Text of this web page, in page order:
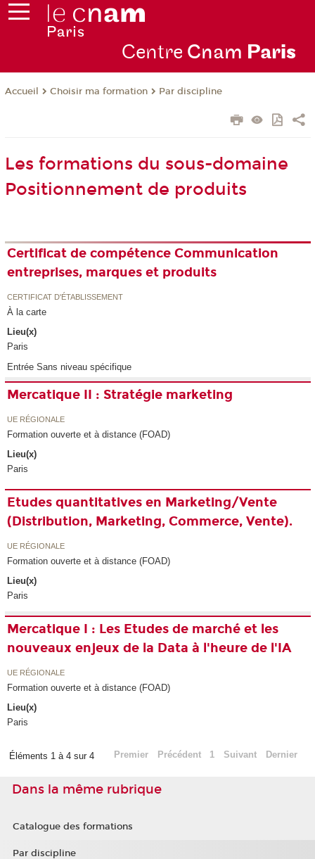
Centre Cnam Paris
Accueil Choisir ma formation Par discipline
Les formations du sous-domaine
Positionnement de produits
Certificat de compétence Communication
entreprises, marques et produits
CERTIFICAT D'ÉTABLISSEMENT
À la carte
Lieu(x)
Paris
Entrée Sans niveau spécifique
Mercatique II : Stratégie marketing
UE RÉGIONALE
Formation ouverte et à distance (FOAD)
Lieu(x)
Paris
Etudes quantitatives en Marketing/Vente
(Distribution, Marketing, Commerce, Vente).
UE RÉGIONALE
Formation ouverte et à distance (FOAD)
Lieu(x)
Paris
Mercatique I : Les Etudes de marché et les
nouveaux enjeux de la Data à l'heure de l'IA
UE RÉGIONALE
Formation ouverte et à distance (FOAD)
Lieu(x)
Paris
Éléments 1 à 4 sur 4 Premier Précédent 1 Suivant Dernier
Dans la même rubrique
Catalogue des formations
Par discipline